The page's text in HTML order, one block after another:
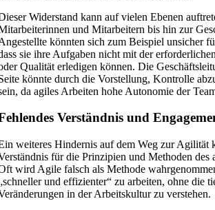
Widerstand kann auf vielen Ebenen
und Mitarbeitern bis hin zur
könnten sich zum Beispiel unsicher
sie ihre Aufgaben nicht mit der
Qualität erledigen können. Die
könnte durch die Vorstellung, Kontrolle
da agiles Arbeiten hohe Autonomie der
Verständnis und
weiteres Hindernis auf dem Weg zur Agilität
für die Prinzipien und Methoden des
wird Agile falsch als Methode
und effizienter“ zu arbeiten, ohne die
in der Arbeitskultur zu verstehen.